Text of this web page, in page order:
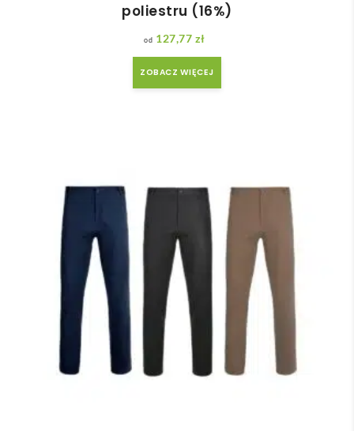
poliestru (16%)
127,77 zł
ZOBACZ WIĘCEJ